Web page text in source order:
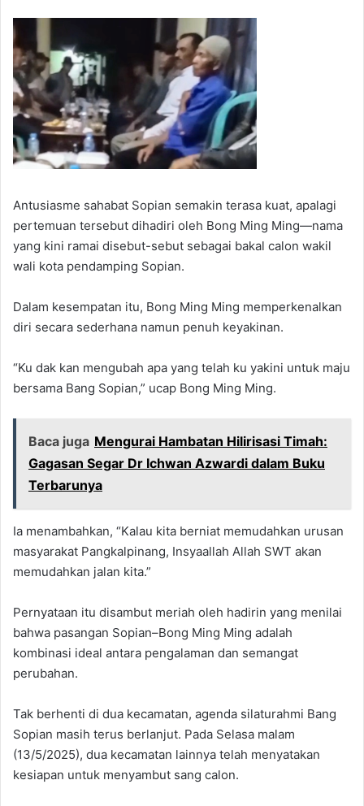
Antusiasme sahabat Sopian semakin terasa kuat, apalagi
pertemuan tersebut dihadiri oleh Bong Ming Ming—nama
yang kini ramai disebut-sebut sebagai bakal calon wakil
wali kota pendamping Sopian.
Dalam kesempatan itu, Bong Ming Ming memperkenalkan
diri secara sederhana namun penuh keyakinan.
“Ku dak kan mengubah apa yang telah ku yakini untuk maju
bersama Bang Sopian,” ucap Bong Ming Ming.
Baca juga Mengurai Hambatan Hilirisasi Timah:
Gagasan Segar Dr Ichwan Azwardi dalam Buku
Terbarunya
Ia menambahkan, “Kalau kita berniat memudahkan urusan
masyarakat Pangkalpinang, Insyaallah Allah SWT akan
memudahkan jalan kita.”
Pernyataan itu disambut meriah oleh hadirin yang menilai
bahwa pasangan Sopian–Bong Ming Ming adalah
kombinasi ideal antara pengalaman dan semangat
perubahan.
Tak berhenti di dua kecamatan, agenda silaturahmi Bang
Sopian masih terus berlanjut. Pada Selasa malam
(13/5/2025), dua kecamatan lainnya telah menyatakan
kesiapan untuk menyambut sang calon.